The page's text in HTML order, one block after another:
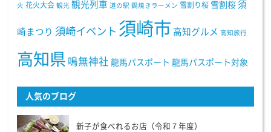
火 花火大会 観光 観光列車 道の駅 鍋焼きラーメン 雪割り桜 雪割桜 須
崎まつり 須崎イベント 須崎市 高知グルメ 高知旅行
高知県 鳴無神社 龍馬パスポート 龍馬パスポート対象
人気のブログ
新子が食べれるお店（令和７年度）